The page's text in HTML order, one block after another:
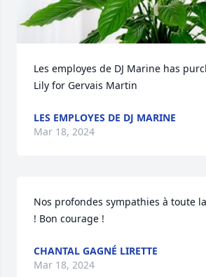
Les employes de DJ Marine has
Lily for Gervais Martin
LES EMPLOYES DE DJ MARINE
Mar 18, 2024
Nos profondes sympathies à toute
! Bon courage !
CHANTAL GAGNÉ LIRETTE
Mar 18, 2024